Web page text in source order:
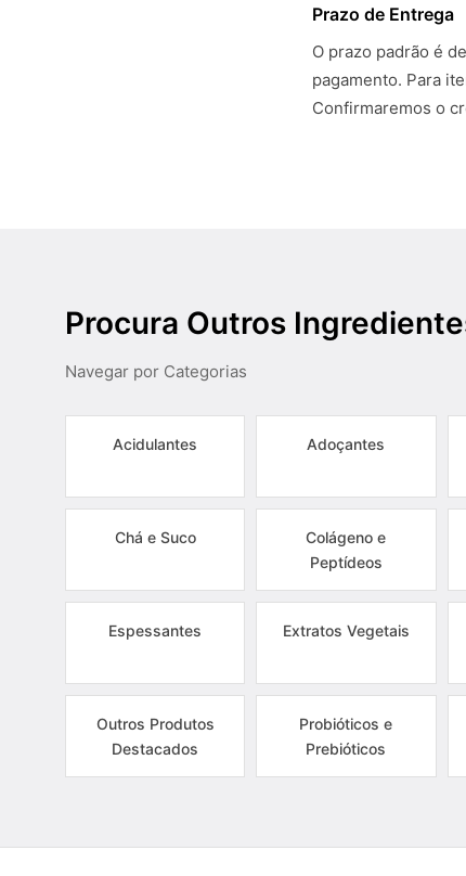
Prazo de Entrega
O prazo padrão é
pagamento. Para
Confirmaremos o
Procura Outros
Navegar por Categorias
Acidulantes Adoçantes
Chá e Suco
Colágeno e
Peptídeos
Espessantes Extratos Vegetais
Outros Produtos
Destacados
Probióticos e
Prebióticos